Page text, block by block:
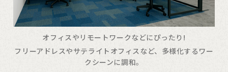
オフィスやリモートワークなどにぴったり!
フリーアドレスやサテライトオフィスなど、多様化するワー
クシーンに調和。